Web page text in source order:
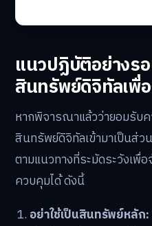
แนวปฏิบัติอย่างร
สินทรัพย์ดิจิทัลเพื่
หากพิจารณาแล้วว่ายอมรับค
สินทรัพย์ดิจิทัลเข้ามาเป็นส่
ตามแนวทางที่ระมัดระวังเพื่
ควบคุมได้ ดังนี้
อย่าใช้เป็นสินทรัพย์หลัก: